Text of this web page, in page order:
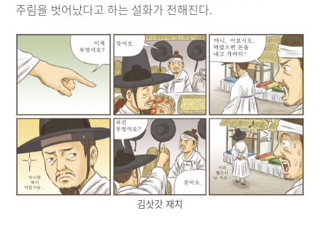
주림을 벗어났다고 하는 설화가 전해진다.
김삿갓 재치